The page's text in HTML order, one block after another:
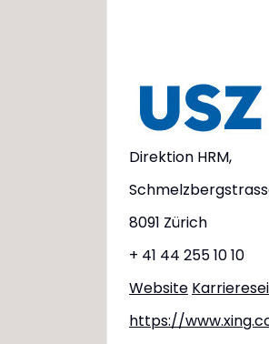
Direktion HRM,
8091 Zürich
+ 41 44 255 10 10
Website
https://